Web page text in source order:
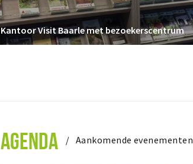
Kantoor Visit Baarle met bezoekerscentrum
AGENDA Aankomende evenementen